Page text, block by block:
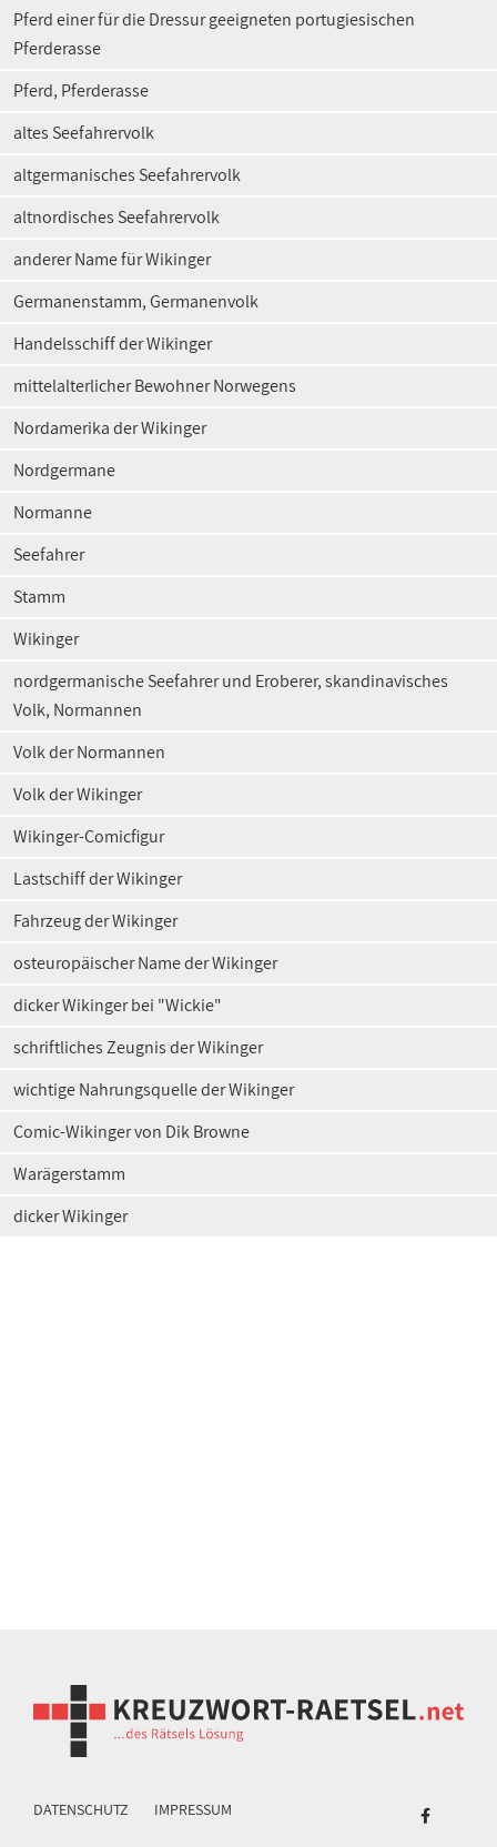
Pferd einer für die Dressur geeigneten portugiesischen
Pferderasse
Pferd, Pferderasse
altes Seefahrervolk
altgermanisches Seefahrervolk
altnordisches Seefahrervolk
anderer Name für Wikinger
Germanenstamm, Germanenvolk
Handelsschiff der Wikinger
mittelalterlicher Bewohner Norwegens
Nordamerika der Wikinger
Nordgermane
Normanne
Seefahrer
Stamm
Wikinger
nordgermanische Seefahrer und Eroberer, skandinavisches
Volk, Normannen
Volk der Normannen
Volk der Wikinger
Wikinger-Comicfigur
Lastschiff der Wikinger
Fahrzeug der Wikinger
osteuropäischer Name der Wikinger
dicker Wikinger bei "Wickie"
schriftliches Zeugnis der Wikinger
wichtige Nahrungsquelle der Wikinger
Comic-Wikinger von Dik Browne
Warägerstamm
dicker Wikinger
DATENSCHUTZ IMPRESSUM